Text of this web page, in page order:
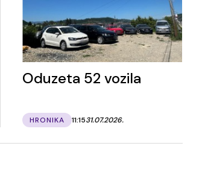
Oduzeta 52 vozila
HRONIKA 11:1531.07.2026.